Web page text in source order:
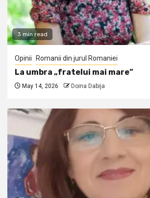
3 min read
Opinii Romanii din jurul Romaniei
La umbra „fratelui mai mare”
May 14, 2026 Doina Dabija